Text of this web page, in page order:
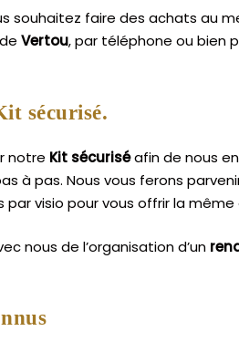
souhaitez faire des achats au
Vertou, par téléphone ou bien
sécurisé.
notre Kit sécuriséafin de nous
à pas. Nous vous ferons
visio pour vous offrir la
nous de l’organisation d’un